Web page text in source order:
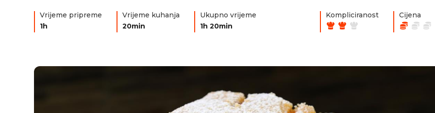
Vrijeme pripreme
1h
Vrijeme kuhanja
20min
Ukupno vrijeme
1h 20min
Kompliciranost Cijena